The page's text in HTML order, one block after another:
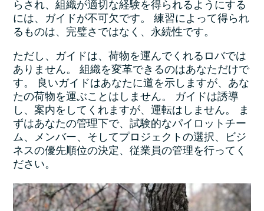
らされ、組織が適切な経験を得られるようにする
には、ガイドが不可欠です。 練習によって得られ
るものは、完璧さではなく、永続性です。
ただし、ガイドは、荷物を運んでくれるロバでは
ありません。 組織を変革できるのはあなただけで
す。 良いガイドはあなたに道を示しますが、あな
たの荷物を運ぶことはしません。 ガイドは誘導
し、案内をしてくれますが、運転はしません。 ま
ずはあなたの管理下で、試験的なパイロットチー
ム、メンバー、そしてプロジェクトの選択、ビジ
ネスの優先順位の決定、従業員の管理を行ってく
ださい。